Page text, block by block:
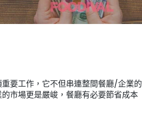
要工作，它不但串連整間餐廳/企業
市場更是嚴峻，餐廳有必要節省成